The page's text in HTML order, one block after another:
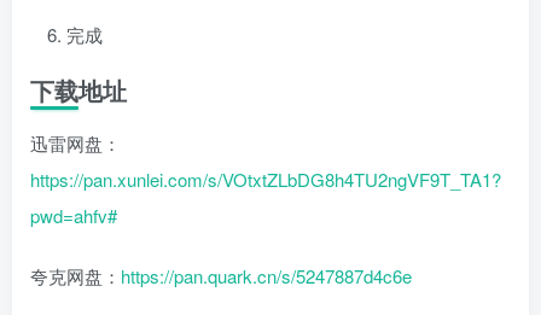
完成
下载地址
迅雷网盘：
https://pan.xunlei.com/s/VOtxtZLbDG8h4TU2ngVF9T_TA1?
pwd=ahfv#
夸克网盘： https://pan.quark.cn/s/5247887d4c6e